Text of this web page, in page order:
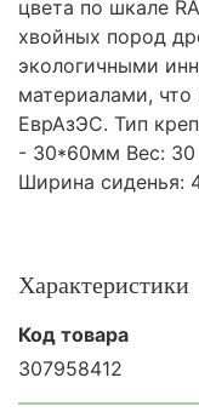
цвета по шкале
хвойных пород
экологичными
материалами,
ЕврАзЭС. Тип
- 30*60мм Вес: 30
Ширина сиденья:
Характеристики
Код товара
307958412